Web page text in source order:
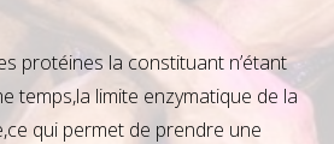
protéines la constituant n’étant
temps,la limite enzymatique de la
qui permet de prendre une